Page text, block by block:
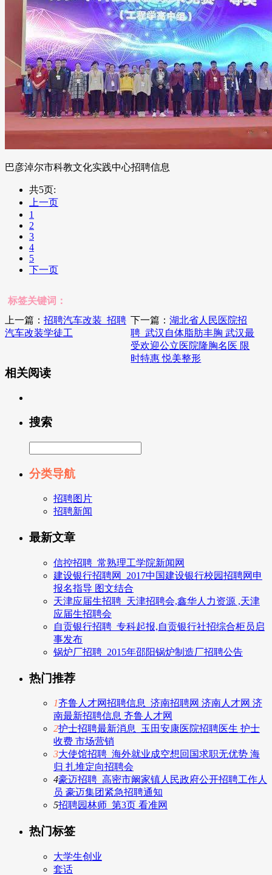
巴彦淖尔市科教文化实践中心招聘信息
共5页:
上一页
1
2
3
4
5
下一页
标签关键词：
上一篇： 招聘汽车改装_招聘
汽车改装学徒工
下一篇：湖北省人民医院招
聘_武汉自体脂肪丰胸 武汉最
受欢迎公立医院隆胸名医 限
时特惠 悦美整形
相关阅读
搜索
分类导航
招聘图片
招聘新闻
最新文章
信控招聘_常熟理工学院新闻网
建设银行招聘网_2017中国建设银行校园招聘网申
报名指导 图文结合
天津应届生招聘_天津招聘会,鑫华人力资源 ,天津
应届生招聘会
自贡银行招聘_专科起报,自贡银行社招综合柜员启
事发布
锅炉厂招聘_2015年邵阳锅炉制造厂招聘公告
热门推荐
1齐鲁人才网招聘信息_济南招聘网 济南人才网 济
南最新招聘信息 齐鲁人才网
2护士招聘最新消息_玉田安康医院招聘医生 护士
收费 市场营销
3大使馆招聘_海外就业成空想回国求职无优势 海
归 扎堆定向招聘会
4豪迈招聘_高密市阚家镇人民政府公开招聘工作人
员 豪迈集团紧急招聘通知
5招聘园林师_第3页 看准网
热门标签
大学生创业
套话